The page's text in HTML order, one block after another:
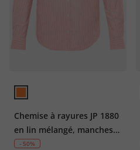
Chemise à rayures JP 1880
en lin mélangé, manches
longues et col montant,
- 50%